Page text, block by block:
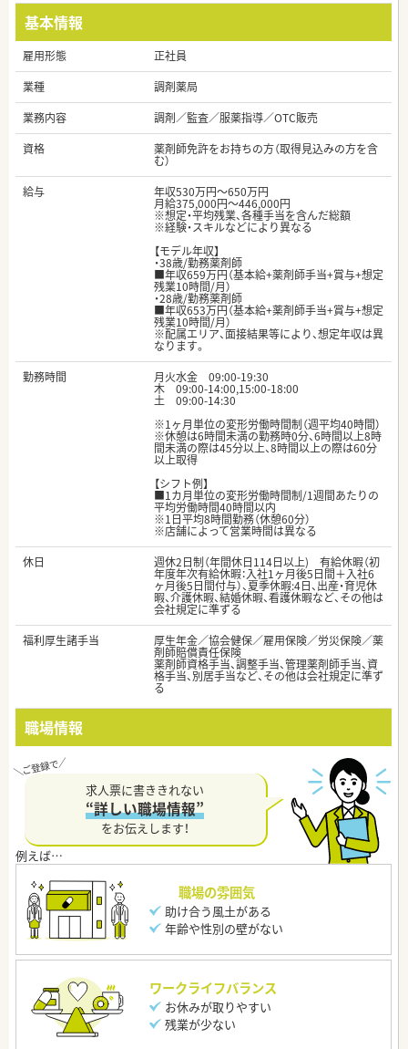
基本情報
雇用形態
正社員
業種
調剤薬局
業務内容
調剤／監査／服薬指導／OTC販売
資格
薬剤師免許をお持ちの方（取得見込みの方を含
む）
給与
年収530万円～650万円
月給375,000円～446,000円
※想定・平均残業、各種手当を含んだ総額
※経験・スキルなどにより異なる
【モデル年収】
・38歳/勤務薬剤師
■年収659万円（基本給+薬剤師手当+賞与+想定
残業10時間/月）
・28歳/勤務薬剤師
■年収653万円（基本給+薬剤師手当+賞与+想定
残業10時間/月）
※配属エリア、面接結果等により、想定年収は異
なります。
勤務時間
月火水金 09:00-19:30
木 09:00-14:00,15:00-18:00
土 09:00-14:30
※1ヶ月単位の変形労働時間制（週平均40時間）
※休憩は6時間未満の勤務時0分、6時間以上8時
間未満の際は45分以上、8時間以上の際は60分
以上取得
【シフト例】
■1カ月単位の変形労働時間制/1週間あたりの
平均労働時間40時間以内
※1日平均8時間勤務（休憩60分）
※店舗によって営業時間は異なる
休日
週休2日制（年間休日114日以上) 有給休暇（初
年度年次有給休暇：入社1ヶ月後5日間＋入社6
ヶ月後5日間付与）、夏季休暇:4日、出産・育児休
暇、介護休暇、結婚休暇、看護休暇など、その他は
会社規定に準ずる
福利厚生諸手当
厚生年金／協会健保／雇用保険／労災保険／薬
剤師賠償責任保険
薬剤師資格手当、調整手当、管理薬剤師手当、資
格手当、別居手当など、その他は会社規定に準ず
る
職場情報
求人票に書ききれない
“詳しい職場情報”
をお伝えします！
職場の雰囲気
助け合う風土がある
年齢や性別の壁がない
ワークライフバランス
お休みが取りやすい
残業が少ない